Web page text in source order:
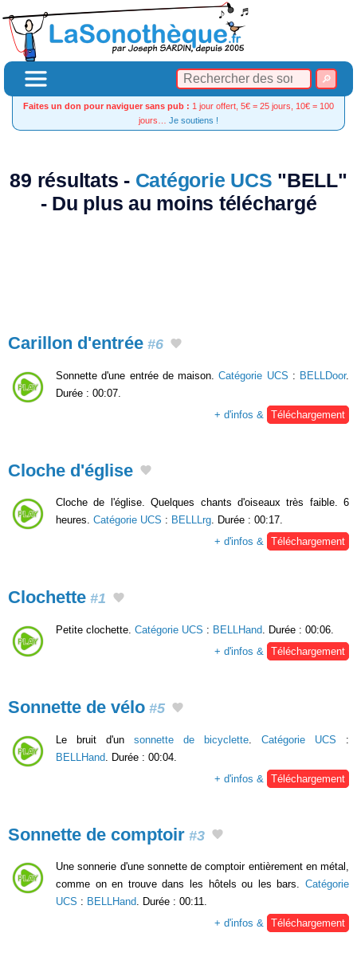
Faites un don pour naviguer sans pub : 1 jour offert, 5€ = 25 jours, 10€ = 100
jours… Je soutiens !
89 résultats - Catégorie UCS "BELL"
- Du plus au moins téléchargé
Carillon d'entrée #6
Sonnette d'une entrée de maison.Catégorie UCS : BELLDoor.
Durée : 00:07.
+ d'infos &
Téléchargement
Cloche d'église
Cloche de l'église. Quelques chants d'oiseaux très faible. 6
heures. Catégorie UCS : BELLLrg. Durée : 00:17.
+ d'infos & Téléchargement
Clochette #1
Petite clochette. Catégorie UCS : BELLHand . Durée : 00:06.
+ d'infos &
Téléchargement
Sonnette de vélo #5
Le bruit d'un sonnette de bicyclette Catégorie UCS :
BELLHand . Durée : 00:04.
+ d'infos &
Téléchargement
Sonnette de comptoir #3
Une sonnerie d'une sonnette de comptoir entièrement en métal,
comme on en trouve dans les hôtels ou les bars. Catégorie
UCS : BELLHand. Durée : 00:11.
+ d'infos & Téléchargement